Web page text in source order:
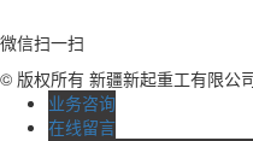
微信扫一扫
© 版权所有 新疆新起重工有限公
业务咨询
在线留言